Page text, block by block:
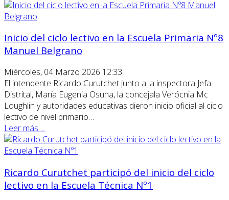
Inicio del ciclo lectivo en la Escuela Primaria Nº8
Manuel Belgrano
Miércoles, 04 Marzo 2026 12:33
El intendente Ricardo Curutchet junto a la inspectora Jefa
Distrital, María Eugenia Osuna, la concejala Verócnia Mc
Loughlin y autoridades educativas dieron inicio oficial al ciclo
lectivo de nivel primario…
Leer más ...
Ricardo Curutchet participó del inicio del ciclo
lectivo en la Escuela Técnica Nº1